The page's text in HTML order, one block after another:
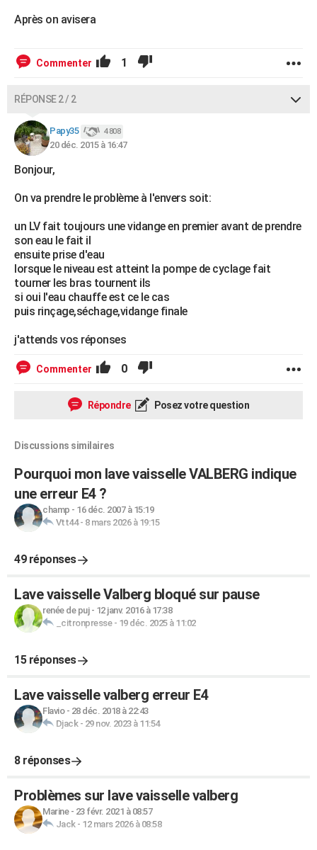
Après on avisera
Commenter 1
RÉPONSE 2 / 2
Papy35 4 808
20 déc. 2015 à 16:47
Bonjour,
On va prendre le problème à l'envers soit:
un LV fait toujours une vidange en premier avant de prendre
son eau le fait il
ensuite prise d'eau
lorsque le niveau est atteint la pompe de cyclage fait
tourner les bras tournent ils
si oui l'eau chauffe est ce le cas
puis rinçage,séchage,vidange finale
j'attends vos réponses
Commenter 0
Répondre Posez votre question
Discussions similaires
Pourquoi mon lave vaisselle VALBERG indique
une erreur E4 ?
champ - 16 déc. 2007 à 15:19
Vtt44- 8 mars 2026 à 19:15
49 réponses
Lave vaisselle Valberg bloqué sur pause
renée de puj- 12 janv. 2016 à 17:38
_citronpresse- 19 déc. 2025 à 11:02
15 réponses
Lave vaisselle valberg erreur E4
Flavio- 28 déc. 2018 à 22:43
Djack- 29 nov. 2023 à 11:54
8 réponses
Problèmes sur lave vaisselle valberg
Marine- 23 févr. 2021 à 08:57
Jack- 12 mars 2026 à 08:58